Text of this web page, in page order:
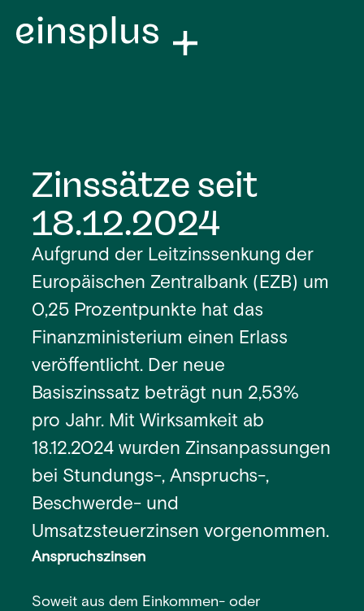
Zinssätze seit
18.12.2024
Aufgrund der Leitzinssenkung der
Europäischen Zentralbank (EZB) um
0,25 Prozentpunkte hat das
Finanzministerium einen Erlass
veröffentlicht. Der neue
Basiszinssatz beträgt nun 2,53%
pro Jahr. Mit Wirksamkeit ab
18.12.2024 wurden Zinsanpassungen
bei Stundungs-, Anspruchs-,
Beschwerde- und
Umsatzsteuerzinsen vorgenommen.
Anspruchszinsen
Soweit aus dem Einkommen- oder